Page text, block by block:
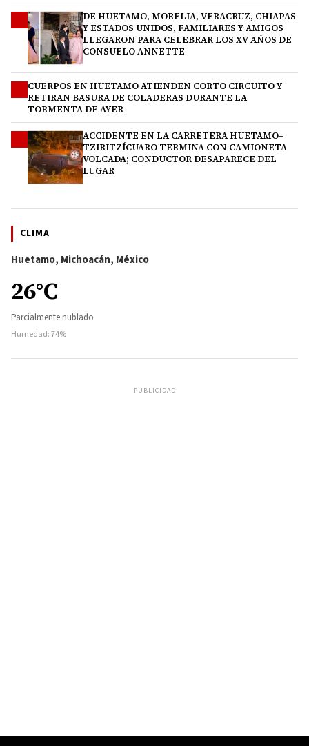
DE HUETAMO, MORELIA, VERACRUZ, CHIAPAS
Y ESTADOS UNIDOS, FAMILIARES Y AMIGOS
LLEGARON PARA CELEBRAR LOS XV AÑOS DE
CONSUELO ANNETTE
CUERPOS EN HUETAMO ATIENDEN CORTO CIRCUITO Y
RETIRAN BASURA DE COLADERAS DURANTE LA
TORMENTA DE AYER
ACCIDENTE EN LA CARRETERA HUETAMO–
TZIRITZÍCUARO TERMINA CON CAMIONETA
VOLCADA; CONDUCTOR DESAPARECE DEL
LUGAR
CLIMA
Huetamo, Michoacán, México
26°C
Parcialmente nublado
Humedad: 74%
PUBLICIDAD